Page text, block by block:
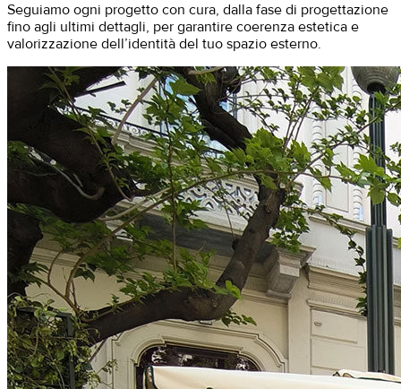
Seguiamo ogni progetto con cura, dalla fase di progettazione
fino agli ultimi dettagli, per garantire coerenza estetica e
valorizzazione dell’identità del tuo spazio esterno.